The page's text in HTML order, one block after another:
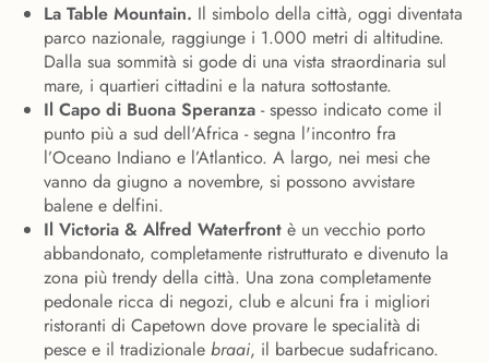
La Table Mountain. Il simbolo della città, oggi diventata
parco nazionale, raggiunge i 1.000 metri di altitudine.
Dalla sua sommità si gode di una vista straordinaria sul
mare, i quartieri cittadini e la natura sottostante.
Il Capo di Buona Speranza - spesso indicato come il
punto più a sud dell'Africa - segna l'incontro fra
l’Oceano Indiano e l’Atlantico. A largo, nei mesi che
vanno da giugno a novembre, si possono avvistare
balene e delfini.
Il Victoria & Alfred Waterfront è un vecchio porto
abbandonato, completamente ristrutturato e divenuto la
zona più trendy della città. Una zona completamente
pedonale ricca di negozi, club e alcuni fra i migliori
ristoranti di Capetown dove provare le specialità di
pesce e il tradizionale braai, il barbecue sudafricano.